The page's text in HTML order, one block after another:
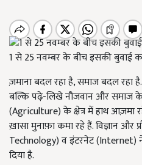
1 से 25 नवम्बर के बीच इसकी बुवाई
ज़माना बदल रहा है, समाज बदल रहा
बल्कि पढ़े-लिखे नौजवान और समाज
(Agriculture) के क्षेत्र में हाथ
ख़ासा मुनाफ़ा कमा रहे हैं. विज्ञान और
Technology) व इंटरनेट (Internet)
दिया है.